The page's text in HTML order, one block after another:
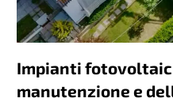
Impianti
manutenzione e